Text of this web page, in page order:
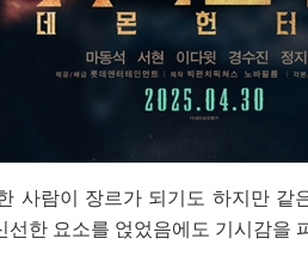
사람이 장르가 되기도 하지만 같
선한 요소를 얹었음에도 기시감을